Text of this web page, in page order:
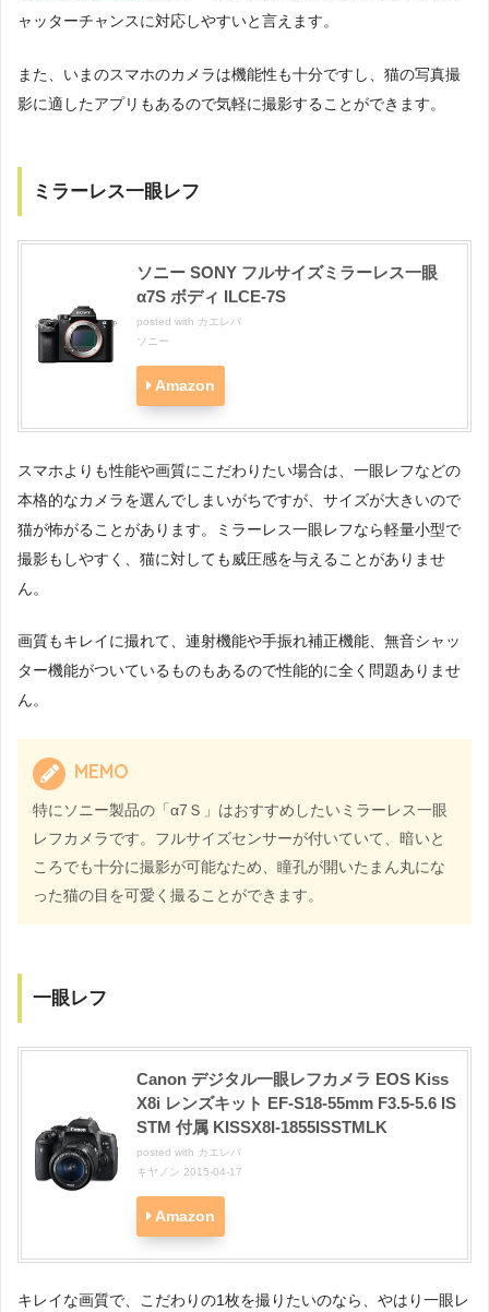
ャッターチャンスに対応しやすいと言えます。
また、いまのスマホのカメラは機能性も十分ですし、猫の写真撮
影に適したアプリもあるので気軽に撮影することができます。
ミラーレス一眼レフ
ソニー SONY フルサイズミラーレス一眼
α7S ボディ ILCE-7S
posted with カエレバ
ソニー
Amazon
スマホよりも性能や画質にこだわりたい場合は、一眼レフなどの
本格的なカメラを選んでしまいがちですが、サイズが大きいので
猫が怖がることがあります。ミラーレス一眼レフなら軽量小型で
撮影もしやすく、猫に対しても威圧感を与えることがありませ
ん。
画質もキレイに撮れて、連射機能や手振れ補正機能、無音シャッ
ター機能がついているものもあるので性能的に全く問題ありませ
ん。
MEMO
特にソニー製品の「α7Ｓ」はおすすめしたいミラーレス一眼
レフカメラです。フルサイズセンサーが付いていて、暗いと
ころでも十分に撮影が可能なため、瞳孔が開いたまん丸にな
った猫の目を可愛く撮ることができます。
一眼レフ
Canon デジタル一眼レフカメラ EOS Kiss
X8i レンズキット EF-S18-55mm F3.5-5.6 IS
STM 付属 KISSX8I-1855ISSTMLK
posted with カエレバ
キヤノン 2015-04-17
Amazon
キレイな画質で、こだわりの1枚を撮りたいのなら、やはり一眼レ